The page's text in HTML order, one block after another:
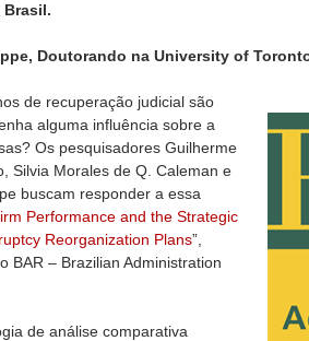
Brasil.
Doutorando na University of
de recuperação judicial são
alguma influência sobre a
Os pesquisadores Guilherme
Silvia Morales de Q. Caleman e
buscam responder a essa
Performance and the Strategic
Reorganization Plans”,
BAR – Brazilian Administration
de análise comparativa